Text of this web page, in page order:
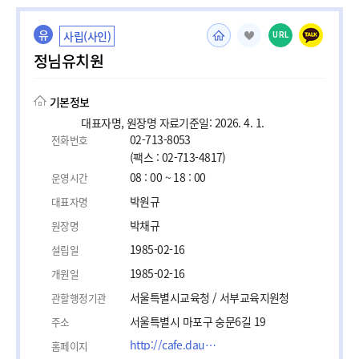
유 사립(사인)
정님유치원
URL
기본정보
대표자명, 원장명 자료기준일: 2026. 4. 1.
전화번호
02-713-8053
(팩스 : 02-713-4817)
운영시간 08 : 00 ~ 18 : 00
대표자명 박원규
원장명 박채규
설립일 1985-02-16
개원일 1985-02-16
관할행정기관 서울특별시교육청 / 서부교육지원청
주소 서울특별시 마포구 숭문6길 19
홈페이지 http://cafe.daum.net/2001jungnim